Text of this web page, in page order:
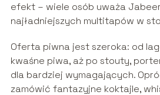
efekt – wiele osób uważa
najładniejszych multitapów w
Oferta piwna jest szeroka: od
kwaśne piwa, aż po stouty,
dla bardziej wymagających.
zamówić fantazyjne koktajle,